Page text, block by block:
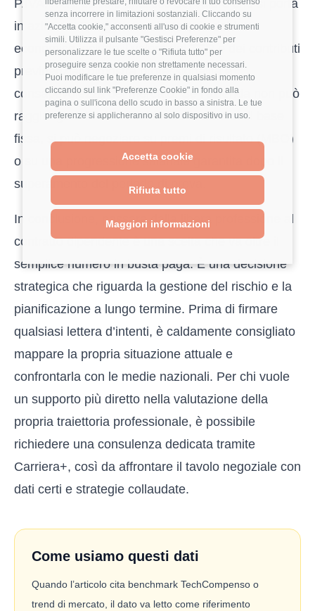
senza incorrere in limitazioni sostanziali. Cliccando su
"Accetta cookie," acconsenti all'uso di cookie e strumenti
simili. Utilizza il pulsante "Gestisci Preferenze" per
personalizzare le tue scelte o "Rifiuta tutto" per
proseguire senza cookie non strettamente necessari.
Puoi modificare le tue preferenze in qualsiasi momento
cliccando sul link "Preferenze Cookie" in fondo alla
pagina o sull'icona dello scudo in basso a sinistra. Le tue
preferenze si applicheranno al solo dispositivo in uso.
Accetta cookie
Rifiuta tutto
Maggiori informazioni
P.IVA , ma il calcolo analitico del valore che si porta
in azienda. Spiegare che la propria richiesta
economica include il valore del TFR e dei contributi
previdenziali dimostra professionalità e
consapevolezza del mercato. Se l’azienda non può
raggiungere la cifra desiderata in termini di base
fissa, si può negoziare su premi di risultato (MBO)
o su una progressione salariale garantita dopo il
superamento del periodo di prova.
In conclusione, passare dalla libera professione al
contratto dipendente è una scelta che va oltre il
semplice numero in busta paga. È una decisione
strategica che riguarda la gestione del rischio e la
pianificazione a lungo termine. Prima di firmare
qualsiasi lettera d’intenti, è caldamente consigliato
mappare la propria situazione attuale e
confrontarla con le medie nazionali. Per chi vuole
un supporto più diretto nella valutazione della
propria traiettoria professionale, è possibile
richiedere una consulenza dedicata tramite
Carriera+, così da affrontare il tavolo negoziale con
dati certi e strategie collaudate.
Come usiamo questi dati
Quando l’articolo cita benchmark TechCompenso o
trend di mercato, il dato va letto come riferimento